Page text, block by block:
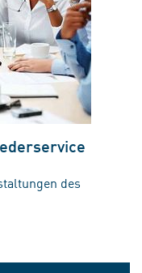
des